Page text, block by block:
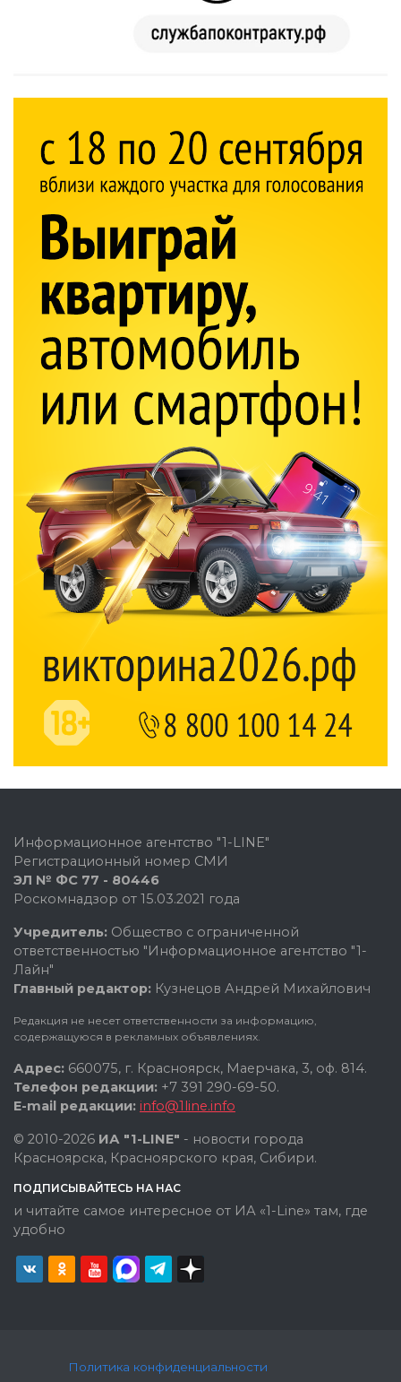
Информационное агентство "1-LINE"
Регистрационный номер СМИ
ЭЛ № ФС 77 - 80446
Роскомнадзор от 15.03.2021 года
Учредитель: Общество с ограниченной
ответственностью "Информационное агентство "1-
Лайн"
Главный редактор: Кузнецов Андрей Михайлович
Редакция не несет ответственности за информацию,
содержащуюся в рекламных объявлениях.
Адрес: 660075, г. Красноярск, Маерчака, 3, оф. 814.
Телефон редакции: +7 391 290-69-50.
E-mail редакции: info@1line.info
© 2010-2026 ИА "1-LINE" - новости города
Красноярска, Красноярского края, Сибири.
ПОДПИСЫВАЙТЕСЬ НА НАС
и читайте самое интересное от ИА «1-Line» там, где
удобно
Политика конфиденциальности